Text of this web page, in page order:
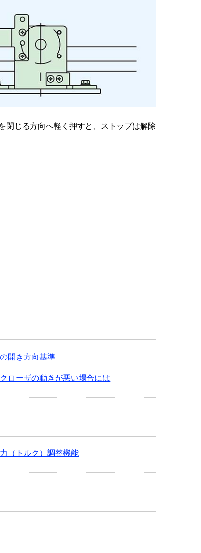
閉じる方向へ軽く押すと、ストップは解除
開き方向基準
ローザの動きが悪い場合には
（トルク）調整機能